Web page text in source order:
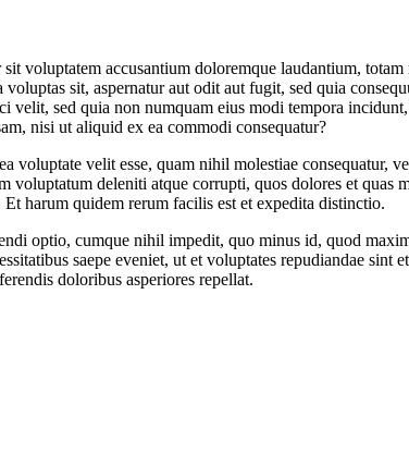
voluptatem accusantium doloremque laudantium,
sit, aspernatur aut odit aut fugit, sed quia
velit, sed quia non numquam eius modi tempora
nisi ut aliquid ex ea commodi consequatur?
voluptate velit esse, quam nihil molestiae
voluptatum deleniti atque corrupti, quos dolores et
harum quidem rerum facilis est et expedita distinctio.
optio, cumque nihil impedit, quo minus id, quod
saepe eveniet, ut et voluptates repudiandae
doloribus asperiores repellat.